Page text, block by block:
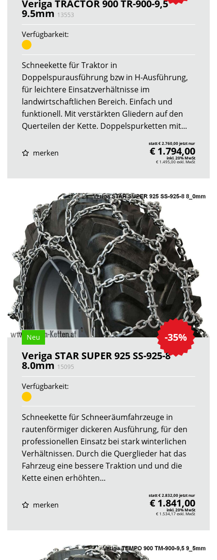
Veriga TRACTOR 900 TR-900-9,5
9.5mm 13553
Verfügbarkeit:
Schneekette für Traktor in
Doppelspurausführung bzw in H-Ausführung,
für leichtere Einsatzverhältnisse im
landwirtschaftlichen Bereich. Einfach und
funktionell. Mit verstärkten Gliedern auf den
Querteilen der Kette. Doppelspurketten mit...
merken
statt € 2.760,00 jetzt nur
€ 1.794,00
inkl. 20% MwSt
€ 1.495,00exkl. MwSt
-35%
Neu
Veriga STAR SUPER 925 SS-925-8
8.0mm 15095
Verfügbarkeit:
Schneekette für Schneeräumfahrzeuge in
rautenförmiger dickeren Ausführung, für den
professionellen Einsatz bei stark winterlichen
Verhältnissen. Durch die Querglieder hat das
Fahrzeug eine bessere Traktion und und die
Kette einen erhöhten...
merken
statt € 2.832,00 jetzt nur
€ 1.841,00
inkl. 20% MwSt
€ 1.534,17exkl. MwSt